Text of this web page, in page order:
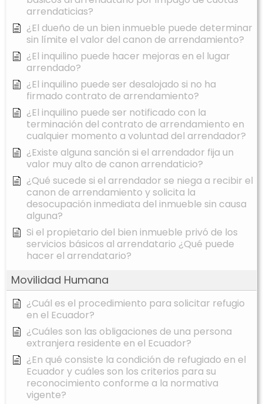
arrendaticias?
¿El dueño de un bien inmueble puede determinar
sin límite el valor del canon de arrendamiento?
¿El inquilino puede hacer mejoras en el lugar
arrendado?
¿El inquilino puede ser desalojado si no ha
firmado contrato de arrendamiento?
¿El inquilino puede ser notificado con la
terminación del contrato de arrendamiento en
cualquier momento a voluntad del arrendador?
¿Existe alguna sanción si el arrendador fija un
valor muy alto de canon arrendaticio?
¿Qué sucede si el arrendador se niega a recibir el
canon de arrendamiento y solicita la
desocupación inmediata del inmueble sin causa
alguna?
Si el propietario del bien inmueble privó de los
servicios básicos al arrendatario ¿Qué puede
hacer el arrendatario?
Movilidad Humana
¿Cuál es el procedimiento para solicitar refugio
en el Ecuador?
¿Cuáles son las obligaciones de una persona
extranjera residente en el Ecuador?
¿En qué consiste la condición de refugiado en el
Ecuador y cuáles son los criterios para su
reconocimiento conforme a la normativa
vigente?